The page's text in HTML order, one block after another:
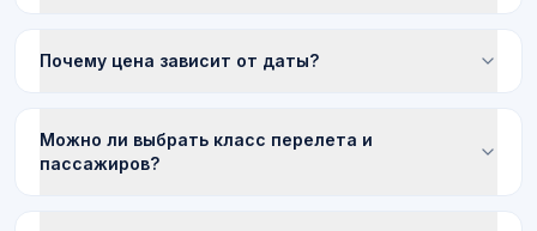
Почему цена зависит от даты?
Можно ли выбрать класс перелета и
пассажиров?